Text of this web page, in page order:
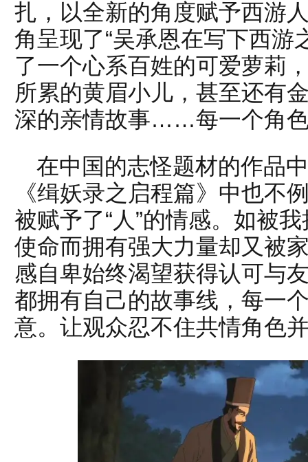
扎，以全新的角度赋予西游
角呈现了“吴承恩在写下西游
了一个心系百姓的可爱萝莉
所累的黄眉小儿，甚至还有
深的亲情故事……每一个角
在中国的志怪题材的作品
《缉妖录之启程篇》中也不
被赋予了“人”的情感。如被
使命而拥有强大力量却又被
感自卑始终渴望获得认可与
都拥有自己的故事线，每一
意。让观众忍不住共情角色